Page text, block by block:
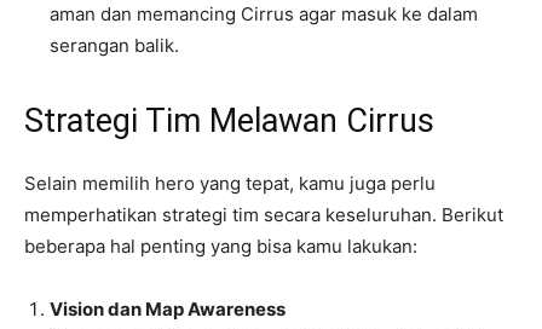
aman dan memancing Cirrus agar masuk ke dalam
serangan balik.
Strategi Tim Melawan Cirrus
Selain memilih hero yang tepat, kamu juga perlu
memperhatikan strategi tim secara keseluruhan. Berikut
beberapa hal penting yang bisa kamu lakukan:
Vision dan Map Awareness